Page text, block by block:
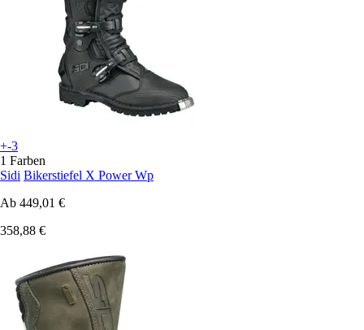
+-3
1 Farben
Sidi Bikerstiefel X Power Wp
Ab 449,01 €
358,88 €